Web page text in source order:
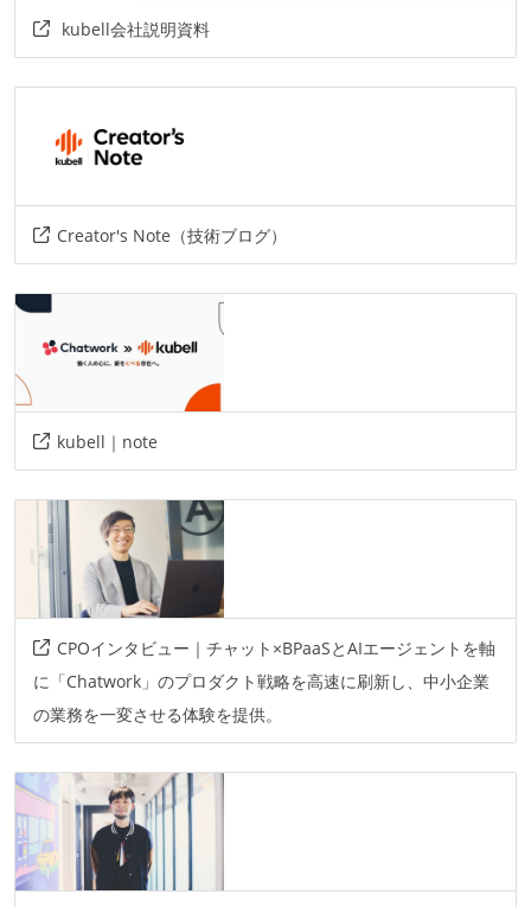
AIツール
claude-code
arm-treasure-data
aws
terraform
google-cloud-platform
amazon-web-services
fs2
cats-effect
hbase
kubernetes
kubell会社説明資料
Creator's Note（技術ブログ）
kubell｜note
CPOインタビュー｜チャット×BPaaSとAIエージェントを軸
に「Chatwork」のプロダクト戦略を高速に刷新し、中小企業
の業務を一変させる体験を提供。